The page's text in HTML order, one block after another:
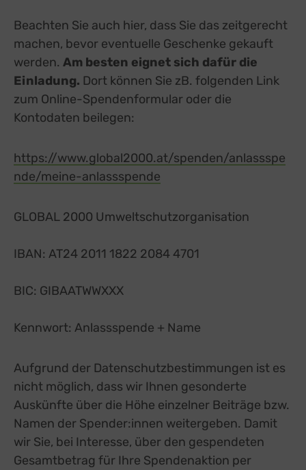
Beachten Sie auch hier, dass Sie das zeitgerecht
machen, bevor eventuelle Geschenke gekauft
werden. Am besten eignet sich dafür die
Einladung. Dort können Sie zB. folgenden Link
zum Online-Spendenformular oder die
Kontodaten beilegen:
https://www.global2000.at/spenden/anlassspe
nde/meine-anlassspende
GLOBAL 2000 Umweltschutzorganisation
IBAN: AT24 2011 1822 2084 4701
BIC: GIBAATWWXXX
Kennwort: Anlassspende + Name
Aufgrund der Datenschutzbestimmungen ist es
nicht möglich, dass wir Ihnen gesonderte
Auskünfte über die Höhe einzelner Beiträge bzw.
Namen der Spender:innen weitergeben. Damit
wir Sie, bei Interesse, über den gespendeten
Gesamtbetrag für Ihre Spendenaktion per